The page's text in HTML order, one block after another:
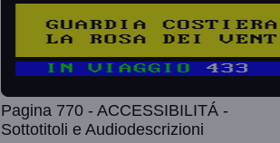
Pagina 770 - ACCESSIBILITÁ -
Sottotitoli e Audiodescrizioni